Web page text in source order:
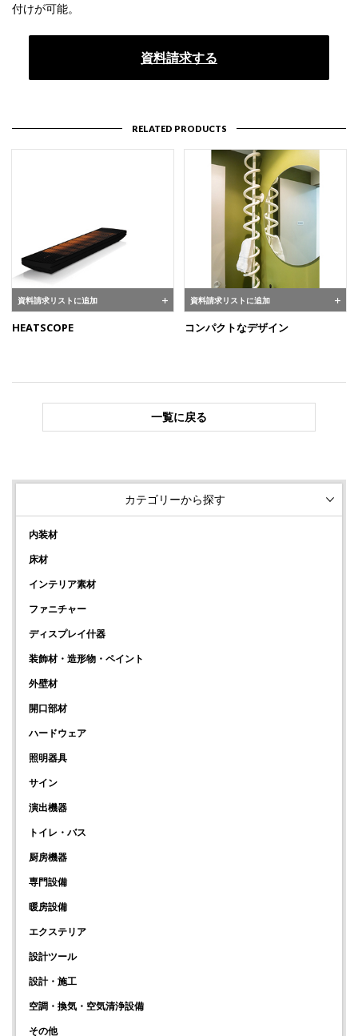
付けが可能。
資料請求する
RELATED PRODUCTS
資料請求リストに追加
HEATSCOPE
資料請求リストに追加
コンパクトなデザイン
一覧に戻る
カテゴリーから探す
内装材
床材
インテリア素材
ファニチャー
ディスプレイ什器
装飾材・造形物・ペイント
外壁材
開口部材
ハードウェア
照明器具
サイン
演出機器
トイレ・バス
厨房機器
専門設備
暖房設備
エクステリア
設計ツール
設計・施工
空調・換気・空気清浄設備
その他